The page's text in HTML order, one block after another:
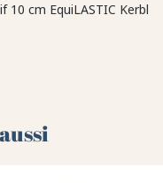
10 cm EquiLASTIC Kerbl
🌻